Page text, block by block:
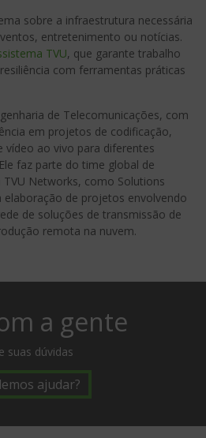
sobre a infraestrutura necessária
entretenimento ou notícias.
TVU, que garante trabalho
com ferramentas práticas
de Telecomunicações, com
em projetos de codificação,
vídeo ao vivo para diferentes
faz parte do time global de
Networks, como Solutions
elaboração de projetos envolvendo
de soluções de transmissão de
remota na nuvem.
a gente
suas dúvidas
ajudar?